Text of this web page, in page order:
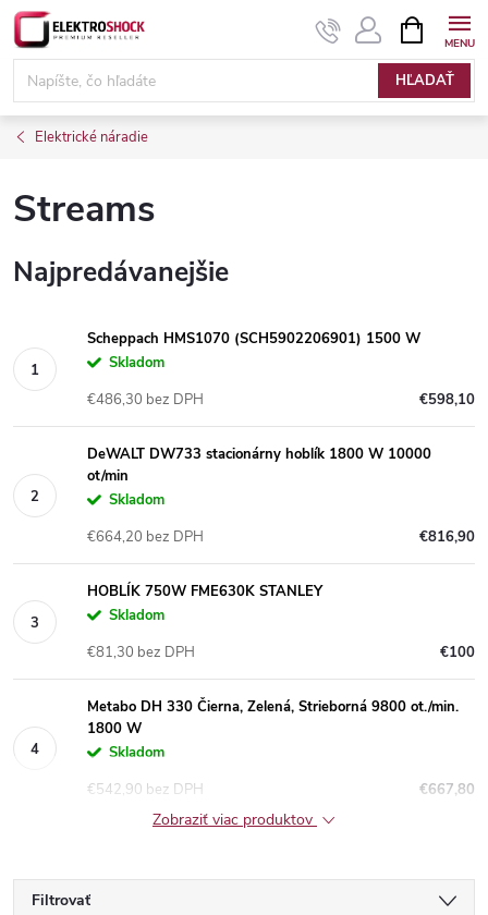
Prejsť
na
obsah
HĽADAŤ
KOŠÍK
Elektrické náradie
Streams
Najpredávanejšie
Scheppach HMS1070 (SCH5902206901) 1500 W
Skladom
€598,10
€486,30 bez DPH
DeWALT DW733 stacionárny hoblík 1800 W 10000
ot/min
Skladom
€816,90
€664,20 bez DPH
HOBLÍK 750W FME630K STANLEY
Skladom
€100
€81,30 bez DPH
Metabo DH 330 Čierna, Zelená, Strieborná 9800 ot./min.
1800 W
Skladom
€667,80
€542,90 bez DPH
Zobraziť viac produktov
Filtrovať